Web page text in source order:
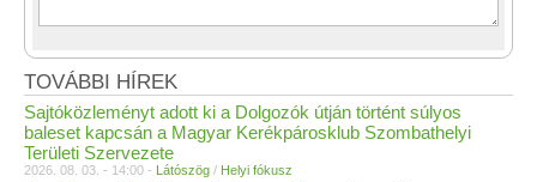
TOVÁBBI HÍREK
Sajtóközleményt adott ki a Dolgozók útján történt súlyos
baleset kapcsán a Magyar Kerékpárosklub Szombathelyi
Területi Szervezete
2026. 08. 03. - 14:00 - Látószög / Helyi fókusz